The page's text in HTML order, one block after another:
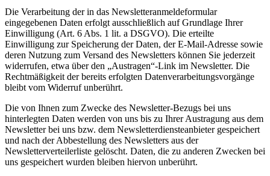
Die Verarbeitung der in das Newsletteranmeldeformular
eingegebenen Daten erfolgt ausschließlich auf Grundlage Ihrer
Einwilligung (Art. 6 Abs. 1 lit. a DSGVO). Die erteilte
Einwilligung zur Speicherung der Daten, der E-Mail-Adresse sowie
deren Nutzung zum Versand des Newsletters können Sie jederzeit
widerrufen, etwa über den „Austragen“-Link im Newsletter. Die
Rechtmäßigkeit der bereits erfolgten Datenverarbeitungsvorgänge
bleibt vom Widerruf unberührt.
Die von Ihnen zum Zwecke des Newsletter-Bezugs bei uns
hinterlegten Daten werden von uns bis zu Ihrer Austragung aus dem
Newsletter bei uns bzw. dem Newsletterdiensteanbieter gespeichert
und nach der Abbestellung des Newsletters aus der
Newsletterverteilerliste gelöscht. Daten, die zu anderen Zwecken bei
uns gespeichert wurden bleiben hiervon unberührt.